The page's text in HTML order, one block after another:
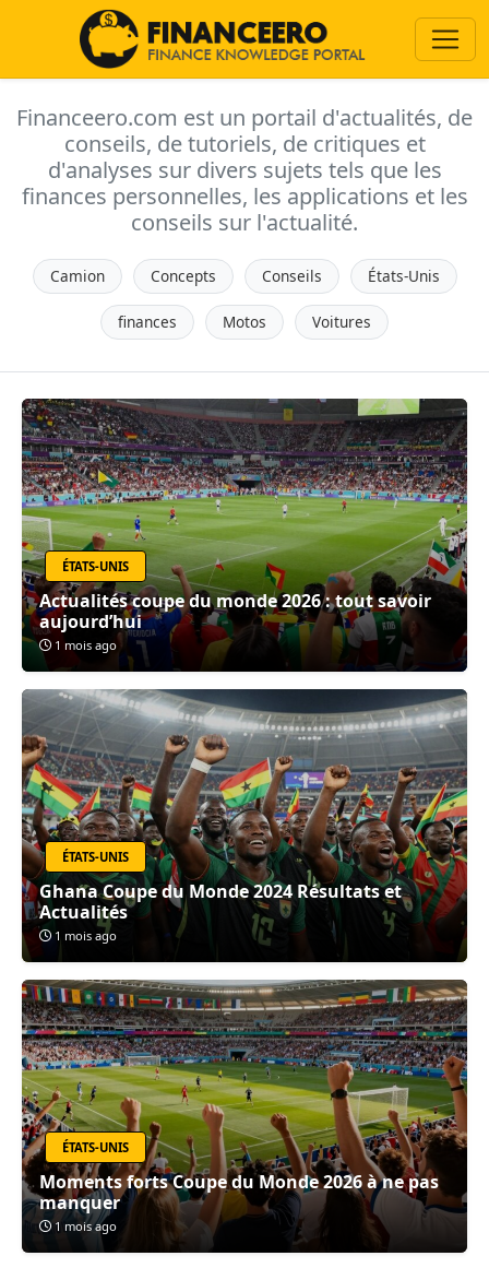
Financeero.com est un portail d'actualités, de
conseils, de tutoriels, de critiques et
d'analyses sur divers sujets tels que les
finances personnelles, les applications et les
conseils sur l'actualité.
Camion Concepts Conseils États-Unis
finances Motos Voitures
ÉTATS-UNIS
Actualités coupe du monde 2026 : tout savoir
aujourd’hui
1 mois ago
ÉTATS-UNIS
Ghana Coupe du Monde 2024 Résultats et
Actualités
1 mois ago
ÉTATS-UNIS
Moments forts Coupe du Monde 2026 à ne pas
manquer
1 mois ago